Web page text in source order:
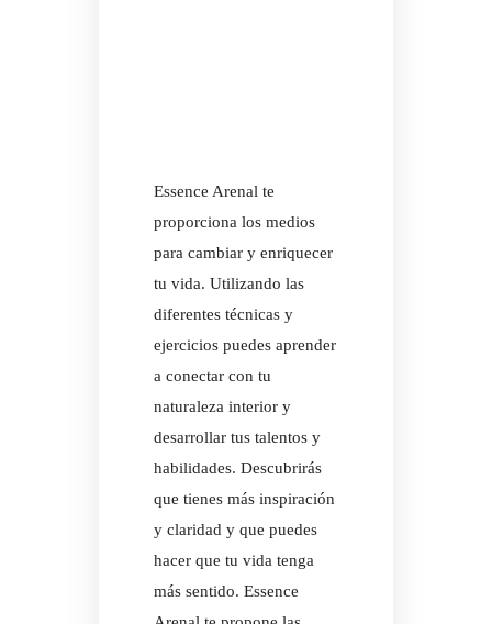
Essence Arenal te
proporciona los medios
para cambiar y enriquecer
tu vida. Utilizando las
diferentes técnicas y
ejercicios puedes aprender
a conectar con tu
naturaleza interior y
desarrollar tus talentos y
habilidades. Descubrirás
que tienes más inspiración
y claridad y que puedes
hacer que tu vida tenga
más sentido. Essence